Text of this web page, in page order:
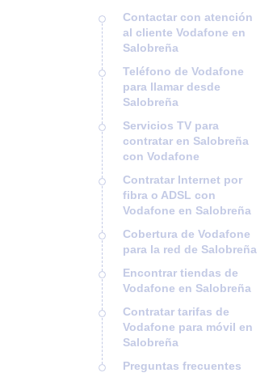
Contactar con atención
al cliente Vodafone en
Salobreña
Teléfono de Vodafone
para llamar desde
Salobreña
Servicios TV para
contratar en Salobreña
con Vodafone
Contratar Internet por
fibra o ADSL con
Vodafone en Salobreña
Cobertura de Vodafone
para la red de Salobreña
Encontrar tiendas de
Vodafone en Salobreña
Contratar tarifas de
Vodafone para móvil en
Salobreña
Preguntas frecuentes